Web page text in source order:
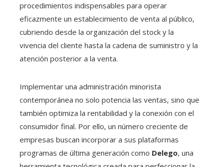
procedimientos indispensables para operar
eficazmente un establecimiento de venta al público,
cubriendo desde la organización del stock y la
vivencia del cliente hasta la cadena de suministro y la
atención posterior a la venta.
Implementar una administración minorista
contemporánea no solo potencia las ventas, sino que
también optimiza la rentabilidad y la conexión con el
consumidor final. Por ello, un número creciente de
empresas buscan incorporar a sus plataformas
programas de última generación como Delego, una